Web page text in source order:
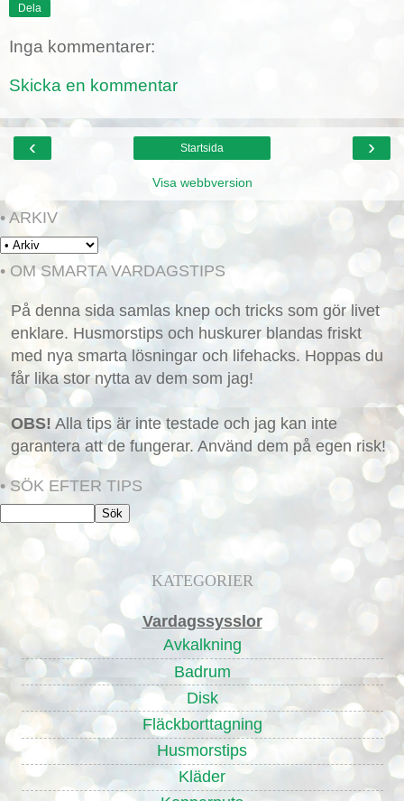
Dela
Inga kommentarer:
Skicka en kommentar
‹ ›
Startsida
Visa webbversion
• ARKIV
• OM SMARTA VARDAGSTIPS
På denna sida samlas knep och tricks som gör livet
enklare. Husmorstips och huskurer blandas friskt
med nya smarta lösningar och lifehacks. Hoppas du
får lika stor nytta av dem som jag!
OBS! Alla tips är inte testade och jag kan inte
garantera att de fungerar. Använd dem på egen risk!
• SÖK EFTER TIPS
KATEGORIER
Vardagssysslor
Avkalkning
Badrum
Disk
Fläckborttagning
Husmorstips
Kläder